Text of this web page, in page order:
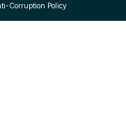
Corruption Policy